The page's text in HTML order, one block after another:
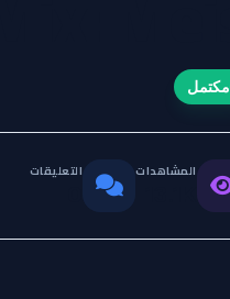
مكتمل
المشاهدات التعليقات